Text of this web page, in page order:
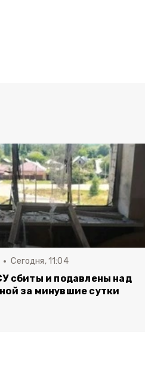
Сегодня, 11:04
сбиты и подавлены над
за минувшие сутки